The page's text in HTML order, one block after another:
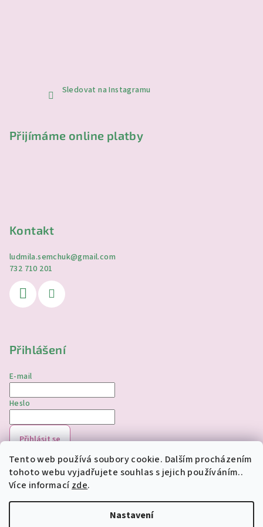
Tento web používá soubory cookie. Dalším procházením
tohoto webu vyjadřujete souhlas s jejich používáním..
Více informacízde.
Nastavení
Sledovat na Instagramu
Přijímáme online platby
Kontakt
ludmila.semchuk@gmail.com
732 710 201
Přihlášení
E-mail
Heslo
Přihlásit se
Nová registraceZapomenuté heslo
Copyright 2026jednorozciverivnas.cz. Všechna práva
Upravit nastavení cookies